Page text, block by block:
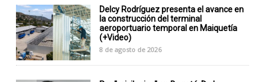
Delcy Rodríguez presenta el avance en
la construcción del terminal
aeroportuario temporal en Maiquetía
(+Video)
8 de agosto de 2026